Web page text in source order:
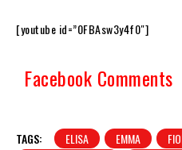
[youtube id=”0FBAsw3y4f0″]
Facebook Comments
TAGS: ELISA EMMA